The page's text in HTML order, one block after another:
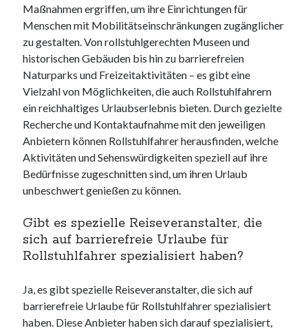
Maßnahmen ergriffen, um ihre Einrichtungen für
Menschen mit Mobilitätseinschränkungen zugänglicher
zu gestalten. Von rollstuhlgerechten Museen und
historischen Gebäuden bis hin zu barrierefreien
Naturparks und Freizeitaktivitäten – es gibt eine
Vielzahl von Möglichkeiten, die auch Rollstuhlfahrern
ein reichhaltiges Urlaubserlebnis bieten. Durch gezielte
Recherche und Kontaktaufnahme mit den jeweiligen
Anbietern können Rollstuhlfahrer herausfinden, welche
Aktivitäten und Sehenswürdigkeiten speziell auf ihre
Bedürfnisse zugeschnitten sind, um ihren Urlaub
unbeschwert genießen zu können.
Gibt es spezielle Reiseveranstalter, die
sich auf barrierefreie Urlaube für
Rollstuhlfahrer spezialisiert haben?
Ja, es gibt spezielle Reiseveranstalter, die sich auf
barrierefreie Urlaube für Rollstuhlfahrer spezialisiert
haben. Diese Anbieter haben sich darauf spezialisiert,